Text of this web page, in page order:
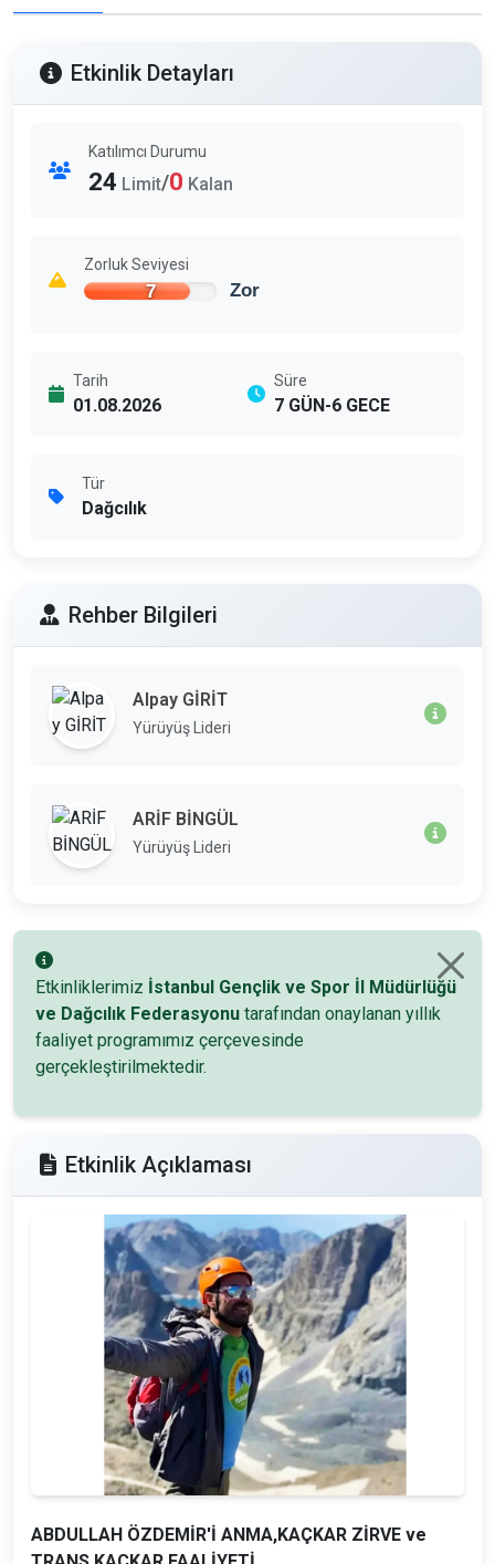
Etkinlik Detayları
Katılımcı Durumu
24 Limit/0 Kalan
Zorluk Seviyesi
7 Zor
Tarih
01.08.2026
Süre
7 GÜN-6 GECE
Tür
Dağcılık
Rehber Bilgileri
Alpay GİRİT
Yürüyüş Lideri
ARİF BİNGÜL
Yürüyüş Lideri
Etkinliklerimiz İstanbul Gençlik ve Spor İl Müdürlüğü
ve Dağcılık Federasyonu tarafından onaylanan yıllık
faaliyet programımız çerçevesinde
gerçekleştirilmektedir.
Etkinlik Açıklaması
ABDULLAH ÖZDEMİR'İ ANMA,KAÇKAR ZİRVE ve